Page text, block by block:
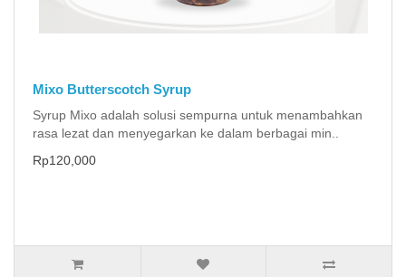
Mixo Butterscotch Syrup
Syrup Mixo adalah solusi sempurna untuk menambahkan
rasa lezat dan menyegarkan ke dalam berbagai min..
Rp120,000